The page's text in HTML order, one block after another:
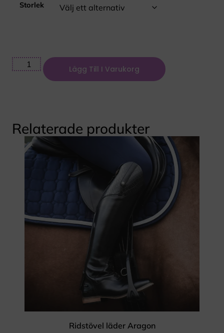
Storlek
Lägg Till I Varukorg
Relaterade produkter
Ridstövel läder Aragon